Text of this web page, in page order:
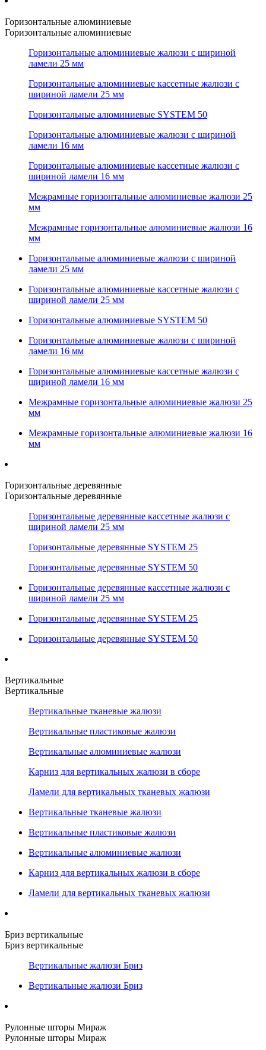
Горизонтальные алюминиевые
Горизонтальные алюминиевые
Горизонтальные алюминиевые жалюзи с шириной
ламели 25 мм
Горизонтальные алюминиевые кассетные жалюзи с
шириной ламели 25 мм
Горизонтальные алюминиевые SYSTEM 50
Горизонтальные алюминиевые жалюзи с шириной
ламели 16 мм
Горизонтальные алюминиевые кассетные жалюзи с
шириной ламели 16 мм
Межрамные горизонтальные алюминиевые жалюзи 25
мм
Межрамные горизонтальные алюминиевые жалюзи 16
мм
Горизонтальные алюминиевые жалюзи с шириной
ламели 25 мм
Горизонтальные алюминиевые кассетные жалюзи с
шириной ламели 25 мм
Горизонтальные алюминиевые SYSTEM 50
Горизонтальные алюминиевые жалюзи с шириной
ламели 16 мм
Горизонтальные алюминиевые кассетные жалюзи с
шириной ламели 16 мм
Межрамные горизонтальные алюминиевые жалюзи 25
мм
Межрамные горизонтальные алюминиевые жалюзи 16
мм
Горизонтальные деревянные
Горизонтальные деревянные
Горизонтальные деревянные кассетные жалюзи с
шириной ламели 25 мм
Горизонтальные деревянные SYSTEM 25
Горизонтальные деревянные SYSTEM 50
Горизонтальные деревянные кассетные жалюзи с
шириной ламели 25 мм
Горизонтальные деревянные SYSTEM 25
Горизонтальные деревянные SYSTEM 50
Вертикальные
Вертикальные
Вертикальные тканевые жалюзи
Вертикальные пластиковые жалюзи
Вертикальные алюминиевые жалюзи
Карниз для вертикальных жалюзи в сборе
Ламели для вертикальных тканевых жалюзи
Вертикальные тканевые жалюзи
Вертикальные пластиковые жалюзи
Вертикальные алюминиевые жалюзи
Карниз для вертикальных жалюзи в сборе
Ламели для вертикальных тканевых жалюзи
Бриз вертикальные
Бриз вертикальные
Вертикальные жалюзи Бриз
Вертикальные жалюзи Бриз
Рулонные шторы Мираж
Рулонные шторы Мираж